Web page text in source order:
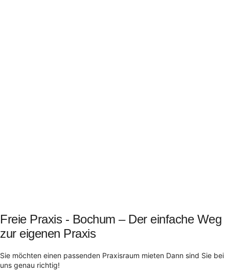
Freie Praxis - Bochum – Der einfache Weg
zur eigenen Praxis
Sie möchten einen passenden Praxisraum mieten Dann sind Sie bei
uns genau richtig!